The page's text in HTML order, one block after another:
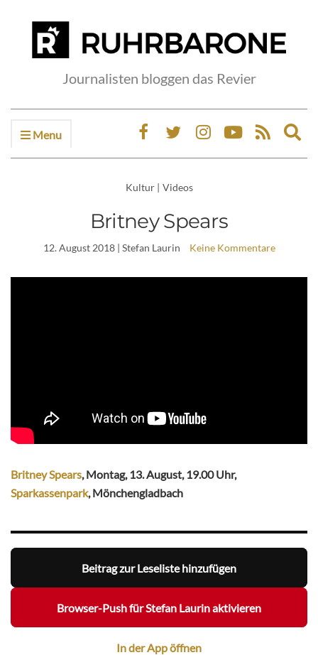
Journalisten bloggen das Revier
Menu
Kultur | Videos
Britney Spears
12. August 2018| Stefan Laurin Keine Kommentare
Britney Spears, Montag, 13. August, 19.00 Uhr,
Sparkassenpark, Mönchengladbach
Beitrag zur Leseliste hinzufügen
Browser-Push für Stefan Laurin aktivieren
In der App öffnen